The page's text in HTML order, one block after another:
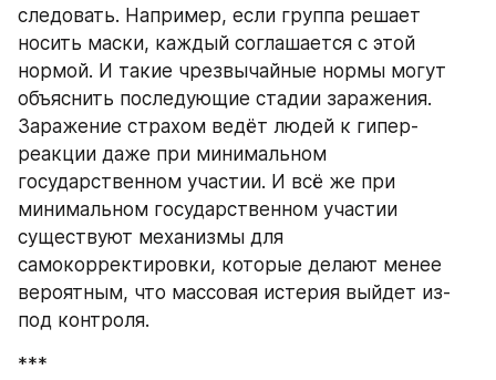
следовать. Например, если группа решает
носить маски, каждый соглашается с этой
нормой. И такие чрезвычайные нормы могут
объяснить последующие стадии заражения.
Заражение страхом ведёт людей к гипер-
реакции даже при минимальном
государственном участии. И всё же при
минимальном государственном участии
существуют механизмы для
самокорректировки, которые делают менее
вероятным, что массовая истерия выйдет из-
под контроля.
***